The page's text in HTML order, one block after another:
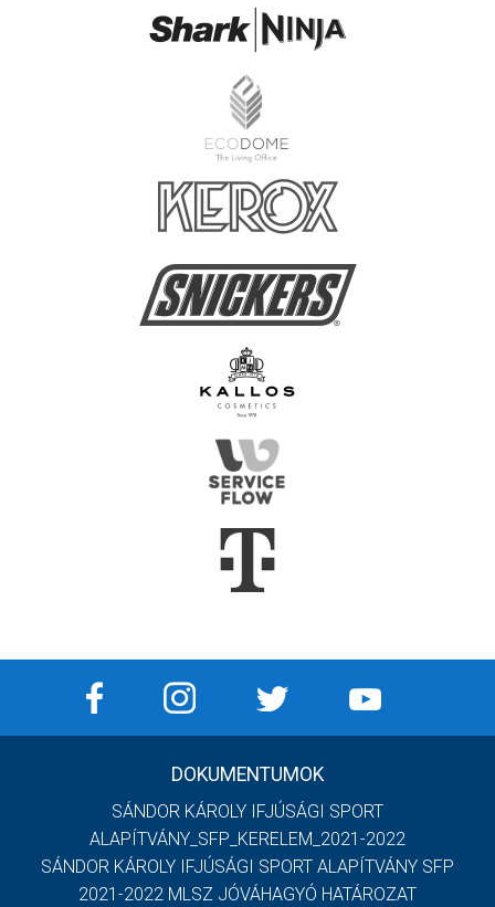
DOKUMENTUMOK
SÁNDOR KÁROLY IFJÚSÁGI SPORT
ALAPÍTVÁNY_SFP_KERELEM_2021-2022
SÁNDOR KÁROLY IFJÚSÁGI SPORT ALAPÍTVÁNY SFP
2021-2022 MLSZ JÓVÁHAGYÓ HATÁROZAT